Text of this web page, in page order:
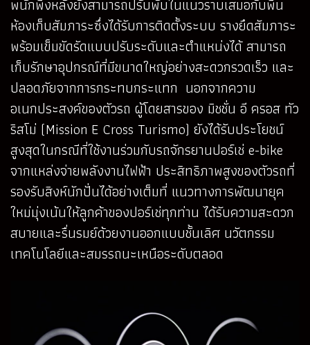
พนักพิงหลังยังสามารถปรับพับในแนวราบเสมอกับพื้น
ห้องเก็บสัมภาระซึ่งได้รับการติดตั้งระบบ รางยึดสัมภาระ
พร้อมเข็มขัดรัดแบบปรับระดับและตำแหน่งได้ สามารถ
เก็บรักษาอุปกรณ์ที่มีขนาดใหญ่อย่างสะดวกรวดเร็ว และ
ปลอดภัยจากการกระทบกระแทก นอกจากความ
อเนกประสงค์ของตัวรถ ผู้โดยสารของ มิชชั่น อี ครอส ทัว
ริสโม่ (Mission E Cross Turismo) ยังได้รับประโยชน์
สูงสุดในกรณีที่ใช้งานร่วมกับรถจักรยานปอร์เช่ e-bike
จากแหล่งจ่ายพลังงานไฟฟ้า ประสิทธิภาพสูงของตัวรถที่
รองรับสิงห์นักปั่นได้อย่างเต็มที่ แนวทางการพัฒนายุค
ใหม่มุ่งเน้นให้ลูกค้าของปอร์เช่ทุกท่าน ได้รับความสะดวก
สบายและรื่นรมย์ด้วยงานออกแบบชั้นเลิศ นวัตกรรม
เทคโนโลยีและสมรรถนะเหนือระดับตลอด